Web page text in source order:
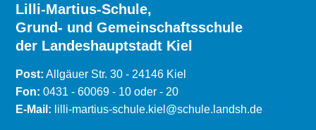
Lilli-Martius-Schule,
Grund- und Gemeinschaftsschule
der Landeshauptstadt Kiel
Post: Allgäuer Str. 30 - 24146 Kiel
Fon: 0431 - 60069 - 10 oder - 20
E-Mail: lilli-martius-schule.kiel@schule.landsh.de